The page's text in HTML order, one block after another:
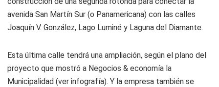
avenida San Martín Sur (o Panamericana) con las calles
Joaquín V. González, Lago Luminé y Laguna del Diamante.
Esta última calle tendrá una ampliación, según el plano del
proyecto que mostró a Negocios & economía la
Municipalidad (ver infografía). Y la empresa también se